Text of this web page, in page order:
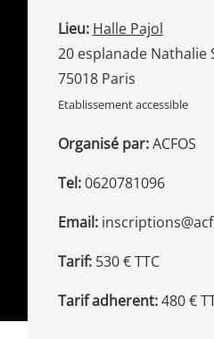
Lieu: Halle Pajol
20 esplanade Nathalie
75018 Paris
Etablissement accessible
Organisé par:ACFOS
Tel:0620781096
Email:
Tarif: 530 € TTC
Tarif adherent:480 €